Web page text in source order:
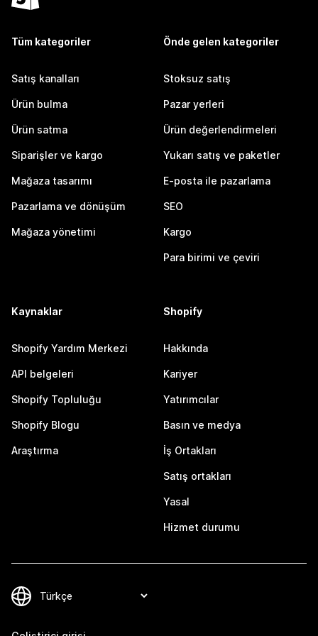
Tüm kategoriler
Satış kanalları
Ürün bulma
Ürün satma
Siparişler ve kargo
Mağaza tasarımı
Pazarlama ve dönüşüm
Mağaza yönetimi
Önde gelen kategoriler
Stoksuz satış
Pazar yerleri
Ürün değerlendirmeleri
Yukarı satış ve paketler
E-posta ile pazarlama
SEO
Kargo
Para birimi ve çeviri
Kaynaklar
Shopify Yardım Merkezi
API belgeleri
Shopify Topluluğu
Shopify Blogu
Araştırma
Shopify
Hakkında
Kariyer
Yatırımcılar
Basın ve medya
İş Ortakları
Satış ortakları
Yasal
Hizmet durumu